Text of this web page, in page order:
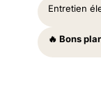
Entretien
🔥 Bons